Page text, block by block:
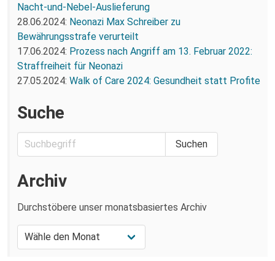
Nacht-und-Nebel-Auslieferung
28.06.2024: Neonazi Max Schreiber zu
Bewährungsstrafe verurteilt
17.06.2024: Prozess nach Angriff am 13. Februar 2022:
Straffreiheit für Neonazi
27.05.2024: Walk of Care 2024: Gesundheit statt Profite
Suche
Archiv
Durchstöbere unser monatsbasiertes Archiv